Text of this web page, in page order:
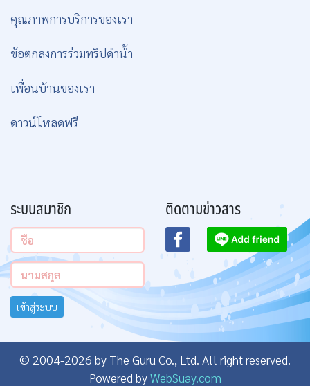
คุณภาพการบริการของเรา
ข้อตกลงการร่วมทริปดำน้ำ
เพื่อนบ้านของเรา
ดาวน์โหลดฟรี
ระบบสมาชิก
เข้าสู่ระบบ
ติดตามข่าวสาร
© 2004-2026 by The Guru Co., Ltd. All right reserved.
Powered byWebSuay.com